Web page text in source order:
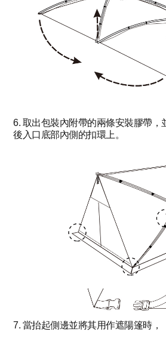
6. 取出包裝內附帶的兩條安裝膠帶，
後入口底部內側的扣環上。
7. 當抬起側邊並將其用作遮陽篷時，